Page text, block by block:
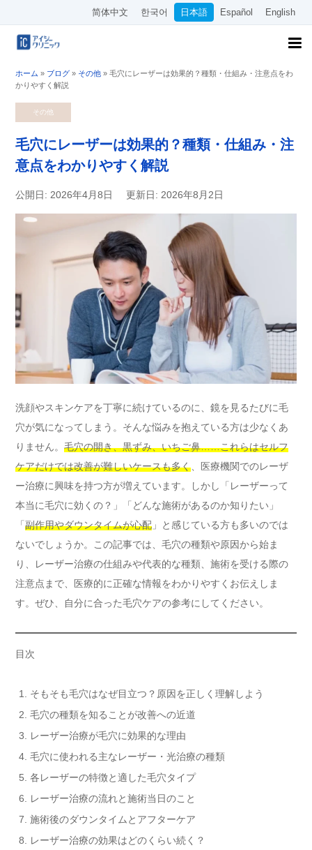
简体中文 한국어 日本語 Español English
ホーム » ブログ » その他 » 毛穴にレーザーは効果的？種類・仕組み・注意点をわ
かりやすく解説
その他
毛穴にレーザーは効果的？種類・仕組み・注
意点をわかりやすく解説
公開日: 2026年4月8日 更新日: 2026年8月2日
洗顔やスキンケアを丁寧に続けているのに、鏡を見るたびに毛
穴が気になってしまう。そんな悩みを抱えている方は少なくあ
りません。 毛穴の開き、黒ずみ、いちご鼻……これらはセルフ
ケアだけでは改善が難しいケースも多く、医療機関でのレーザ
ー治療に興味を持つ方が増えています。しかし「レーザーって
本当に毛穴に効くの？」「どんな施術があるのか知りたい」
「 副作用やダウンタイムが心配 」と感じている方も多いのでは
ないでしょうか。この記事では、毛穴の種類や原因から始ま
り、レーザー治療の仕組みや代表的な種類、施術を受ける際の
注意点まで、医療的に正確な情報をわかりやすくお伝えしま
す。ぜひ、自分に合った毛穴ケアの参考にしてください。
目次
そもそも毛穴はなぜ目立つ？原因を正しく理解しよう
毛穴の種類を知ることが改善への近道
レーザー治療が毛穴に効果的な理由
毛穴に使われる主なレーザー・光治療の種類
各レーザーの特徴と適した毛穴タイプ
レーザー治療の流れと施術当日のこと
施術後のダウンタイムとアフターケア
レーザー治療の効果はどのくらい続く？